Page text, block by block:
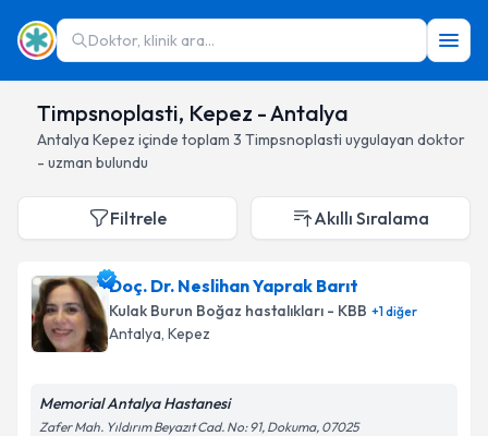
Doktor, klinik ara...
Timpsnoplasti, Kepez - Antalya
Antalya Kepez içinde toplam 3 Timpsnoplasti uygulayan doktor
- uzman bulundu
Filtrele Akıllı Sıralama
Doç. Dr. Neslihan Yaprak Barıt
Kulak Burun Boğaz hastalıkları - KBB +1diğer
Antalya, Kepez
Memorial Antalya Hastanesi
Zafer Mah. Yıldırım Beyazıt Cad. No: 91, Dokuma, 07025